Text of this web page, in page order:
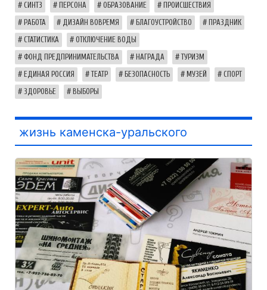
СИНТЗ ПЕРСОНА ОБРАЗОВАНИЕ ПРОИСШЕСТВИЯ
РАБОТА ДИЗАЙН ВОВРЕМЯ БЛАГОУСТРОЙСТВО ПРАЗДНИК
СТАТИСТИКА ОТКЛЮЧЕНИЕ ВОДЫ
ФОНД ПРЕДПРИНИМАТЕЛЬСТВА НАГРАДА ТУРИЗМ
ЕДИНАЯ РОССИЯ ТЕАТР БЕЗОПАСНОСТЬ МУЗЕЙ СПОРТ
ЗДОРОВЬЕ ВЫБОРЫ
жизнь каменска-уральского